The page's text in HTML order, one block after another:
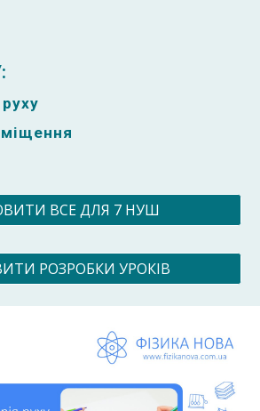
ВСЕ ДЛЯ 7 НУШ
РОЗРОБКИ УРОКІВ